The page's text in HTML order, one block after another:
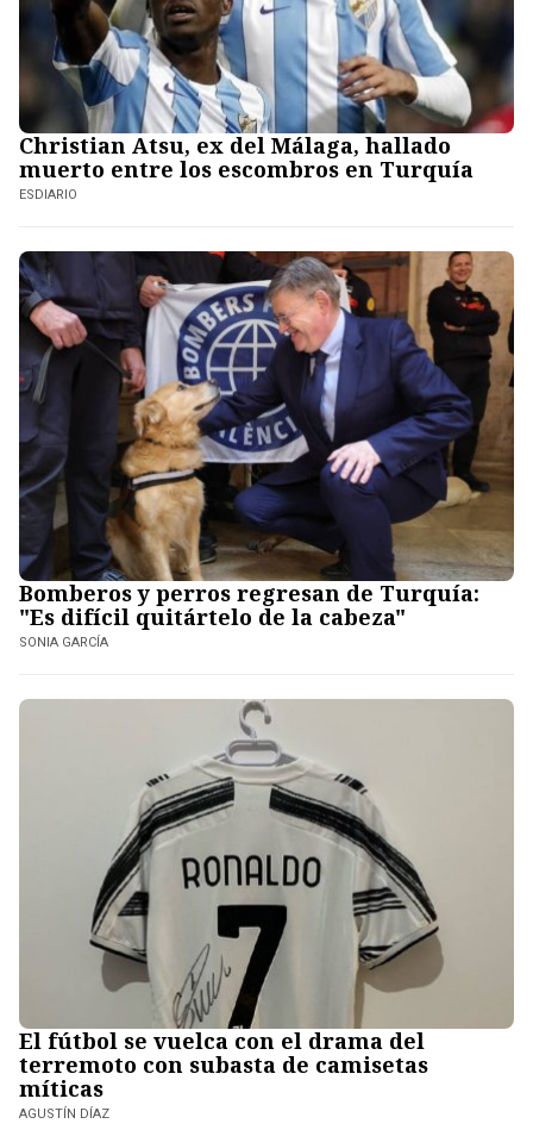
Christian Atsu, ex del Málaga, hallado
muerto entre los escombros en Turquía
ESDIARIO
Bomberos y perros regresan de Turquía:
"Es difícil quitártelo de la cabeza"
SONIA GARCÍA
El fútbol se vuelca con el drama del
terremoto con subasta de camisetas
míticas
AGUSTÍN DÍAZ